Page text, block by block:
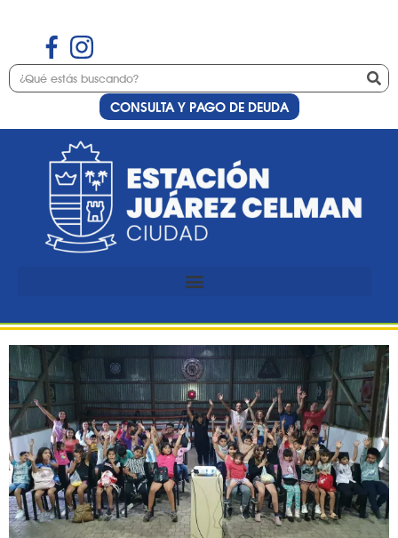
CONSULTA Y PAGO DE DEUDA
Etiqueta:Cine de
Navidad
Proyección cinematográfica